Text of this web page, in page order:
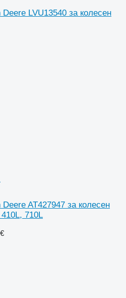
LVU13540 за колесен
AT427947 за колесен
710L